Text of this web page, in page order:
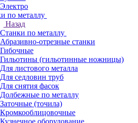
Электро
по металлу
Назад
Станки по металлу
Абразивно-отрезные станки
Гибочные
Гильотины (гильотинные ножницы)
Для листового металла
Для седловин труб
Для снятия фасок
Долбежные по металлу
Заточные (точила)
Кромкооблицовочные
Кузнечное оборудование